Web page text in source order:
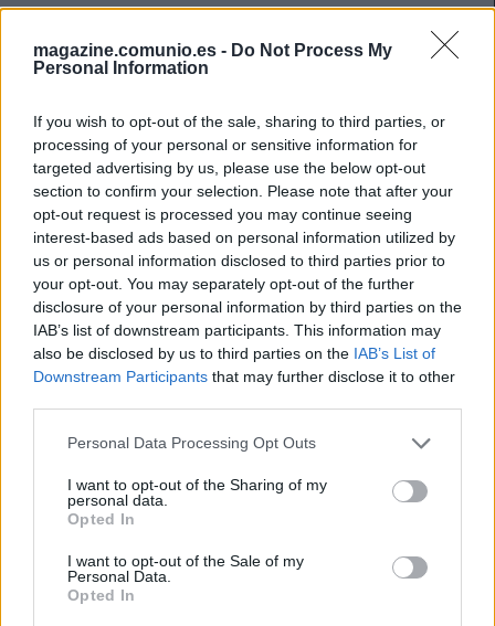
magazine.comunio.es - Do Not Process My
Personal Information
If you wish to opt-out of the sale, sharing to third parties, or
processing of your personal or sensitive information for
targeted advertising by us, please use the below opt-out
section to confirm your selection. Please note that after your
opt-out request is processed you may continue seeing
interest-based ads based on personal information utilized by
us or personal information disclosed to third parties prior to
your opt-out. You may separately opt-out of the further
disclosure of your personal information by third parties on the
IAB’s list of downstream participants. This information may
also be disclosed by us to third parties on the IAB’s List of
Downstream Participants that may further disclose it to other
Please note that this website/app uses one or more Google
not limited to your visit or usage behaviour. You may click to
grant or deny consent to Google and its third-party tags to
use your data for below specified purposes in below Google
consent section.
Personal Data Processing Opt Outs
I want to opt-out of the Sharing of my
personal data.
Opted In
I want to opt-out of the Sale of my
Personal Data.
Opted In
Luis Javier Suárez (Granada, delantero, 5.300.000)
El colombiano no tiene un precio asequible, pero está en
Lleva tres jornadas consecutivas marcando en las que ha
sumado un total de 29 puntos.
En los últimos 5 días ha subido su valor en 1,3 millones y lo
normal es que precio siga creciendo. Un jugador que no
puedes dejar pasar y más si miras sus estadísticas en el
Real Zaragoza la pasada temporada (19 goles en 38
partidos). Además, el Granada no tiene Europa League
hasta febrero, por lo que puede ser titular en la mayoría de
partidos.
¡A pujar! Jugadores rentables tras la jornada 13
Gran rendimiento a bajo coste.
Rico....Estos cinco jugadores
próximas semanas.